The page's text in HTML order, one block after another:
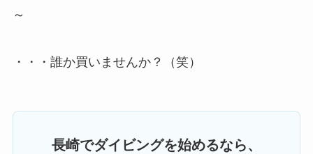
～
・・・誰か買いませんか？（笑）
長崎でダイビングを始めるなら、